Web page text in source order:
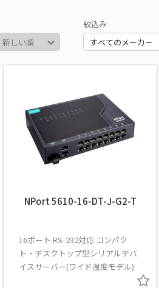
絞込み
NPort 5610-16-DT-J-G2-T
16ポート RS-232対応 コンパク
ト・デスクトップ型シリアルデバ
イスサーバー(ワイド温度モデル)